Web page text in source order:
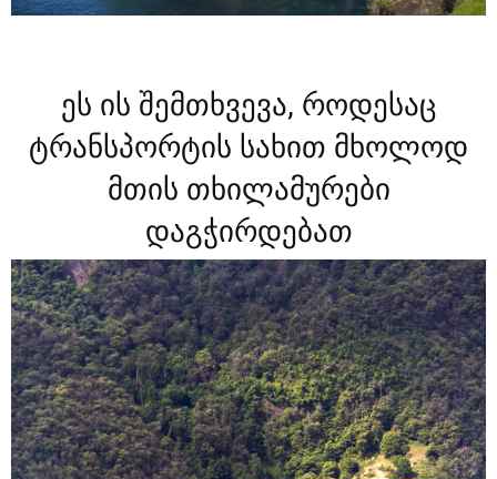
ეს ის შემთხვევა, როდესაც
ტრანსპორტის სახით მხოლოდ
მთის თხილამურები
დაგჭირდებათ